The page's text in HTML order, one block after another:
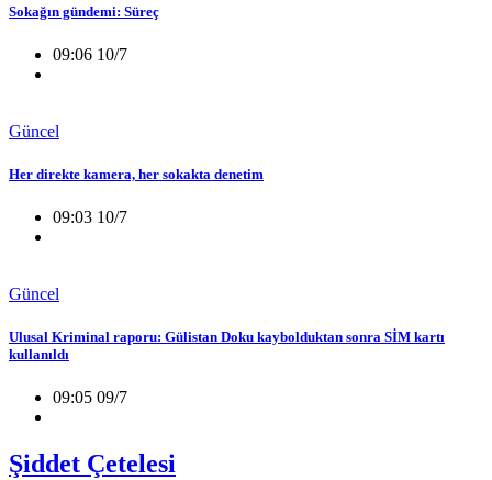
Sokağın gündemi: Süreç
09:06 10/7
Güncel
Her direkte kamera, her sokakta denetim
09:03 10/7
Güncel
Ulusal Kriminal raporu: Gülistan Doku kaybolduktan sonra SİM kartı
kullanıldı
09:05 09/7
Şiddet Çetelesi